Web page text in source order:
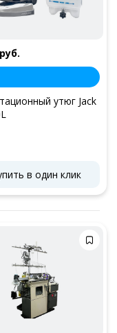
утюг Jack
в один клик